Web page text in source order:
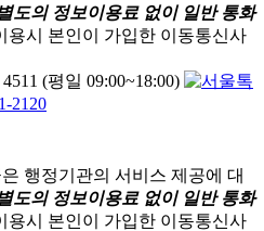
별도의 정보이용료 없이 일반 통화
용시 본인이 가입한 이동통신사
(평일 09:00~18:00)
2120
행정기관의 서비스 제공에 대
별도의 정보이용료 없이 일반 통화
용시 본인이 가입한 이동통신사